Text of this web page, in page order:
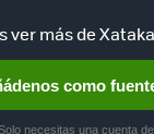
HOME
ver más de
como
necesitas una cuenta